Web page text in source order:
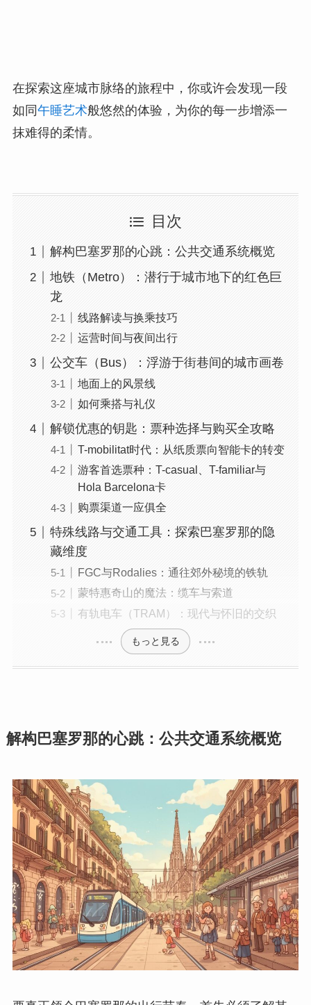
在探索这座城市脉络的旅程中，你或许会发现一段
如同午睡艺术般悠然的体验，为你的每一步增添一
抹难得的柔情。
目次
解构巴塞罗那的心跳：公共交通系统概览
地铁（Metro）：潜行于城市地下的红色巨
龙
线路解读与换乘技巧
运营时间与夜间出行
公交车（Bus）：浮游于街巷间的城市画卷
地面上的风景线
如何乘搭与礼仪
解锁优惠的钥匙：票种选择与购买全攻略
T-mobilitat时代：从纸质票向智能卡的转变
游客首选票种：T-casual、T-familiar与
Hola Barcelona卡
购票渠道一应俱全
特殊线路与交通工具：探索巴塞罗那的隐
藏维度
FGC与Rodalies：通往郊外秘境的铁轨
蒙特惠奇山的魔法：缆车与索道
有轨电车（TRAM）：现代与怀旧的交织
もっと見る
解构巴塞罗那的心跳：公共交通系统概览